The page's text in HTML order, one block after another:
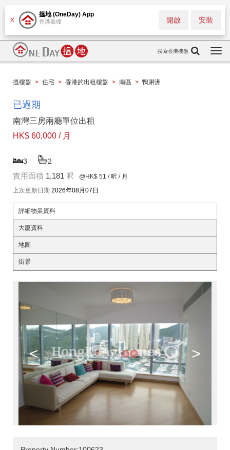
X
搵地 (OneDay) App
香港搵樓 安裝
開啟
搜索香港樓盤
搵樓盤 > 住宅 > 香港的出租樓盤 > 南區 > 鴨脷洲
已過期
南灣三房兩廳單位出租
HK$ 60,000 / 月
3 2
實用面積 1,181 呎 @HK$ 51 / 呎 / 月
上次更新日期 2026年08月07日
詳細物業資料
大廈資料
地圖
街景
< >